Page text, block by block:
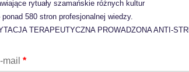
rytuały szamańskie różnych kultur
ponad 580 stron profesjonalnej wiedzy.
TERAPEUTYCZNA PROWADZONA ANTI-
*